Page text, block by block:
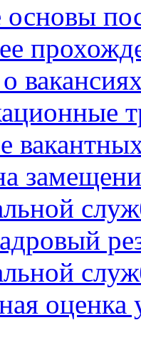
оценка